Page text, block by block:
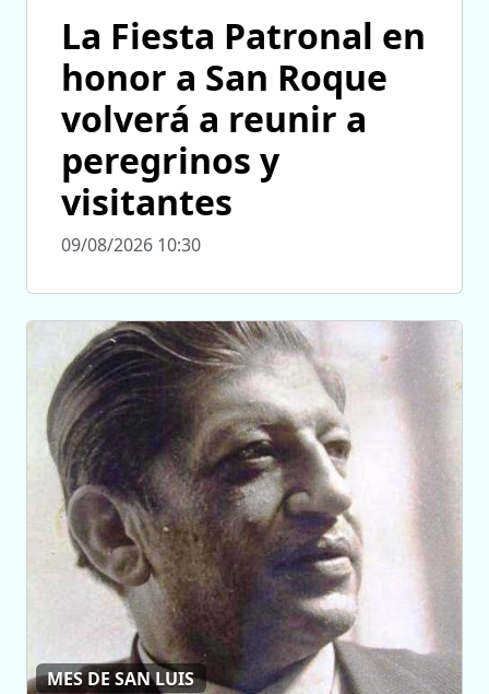
La Fiesta Patronal en
honor a San Roque
volverá a reunir a
peregrinos y
visitantes
09/08/2026 10:30
MES DE SAN LUIS